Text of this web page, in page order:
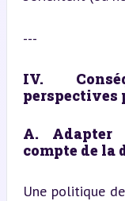
---
IV.
perspectives
A.
compte de la
Une politique